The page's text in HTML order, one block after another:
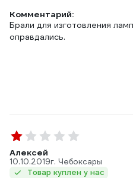
Комментарий:
Брали для изготовления
оправдались.
Алексей
10.10.2019г. Чебоксары
Товар куплен у нас